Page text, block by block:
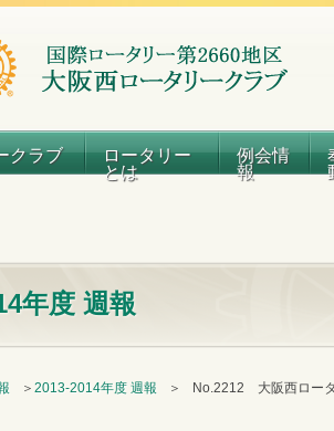
クラブ ロータリー
とは
例会情
報
年度 週報
＞ 2013-2014年度 週報 ＞ No.2212 大阪西ロー